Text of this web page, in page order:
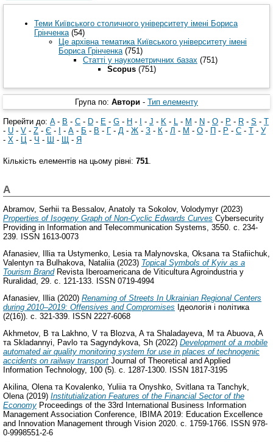
Теми Київського столичного університету імені Бориса
Грінченка (54)
Це архівна тематика Київського університету імені
Бориса Грінченка (751)
Статті у наукометричних базах (751)
Scopus (751)
Група по: Автори - Тип елементу
Перейти до: A- B - C - D - E - G - H - I - J - K - L - M - N - O - P - R - S - T
- U - V - Z - Є - І - А - Б - В - Г - Д - Ж - З - К - Л - М - О - П - Р - С - Т - У
- Х - Ц - Ч - Ш - Щ - Я
Кількість елементів на цьому рівні: 751
A
Abramov, Serhii та Bessalov, Anatoly та Sokolov, Volodymyr(2023)
Properties of Isogeny Graph of Non-Cyclic Edwards Curves Cybersecurity
Providing in Information and Telecommunication Systems, 3550. с. 234-
239. ISSN 1613-0073
Afanasiev, Illiaта Ustymenko, Lesiaта Malynovskа, Oksanaта Stafiichuk,
Valentyn та Bulhakova, Nataliia(2023) Topical Symbols of Kyiv as a
Tourism BrandRevista Iberoamericana de Viticultura Agroindustria y
Ruralidad, 29. с. 121-133. ISSN 0719-4994
Afanasiev, Illia(2020) Renaming of Streets In Ukrainian Regional Centers
during 2010–2019: Offensives and Compromises Ідеологія і політика
(2(16)). с. 321-339. ISSN 2227-6068
Akhmetov, B та Lakhno, V та Blozva, Aта Shaladayeva, M та Abuova, A
та Skladannyi, Pavlo та Sagyndykova, Sh (2022) Development of a mobile
automated air quality monitoring system for use in places of technogenic
accidents on railway transport Journal of Theoretical and Applied
Information Technology, 100 (5). с. 1287-1300. ISSN 1817-3195
Akilina, Olena та Kovalenko, Yuliia та Onyshko, Svitlana та Tanchyk,
Olena (2019) Institutialization Features of the Financial Sector of the
Economy Proceedings of the 33rd International Business Information
Management Association Conference, IBIMA 2019: Education Excellence
and Innovation Management through Vision 2020. с. 1759-1766. ISSN 978-
0-9998551-2-6